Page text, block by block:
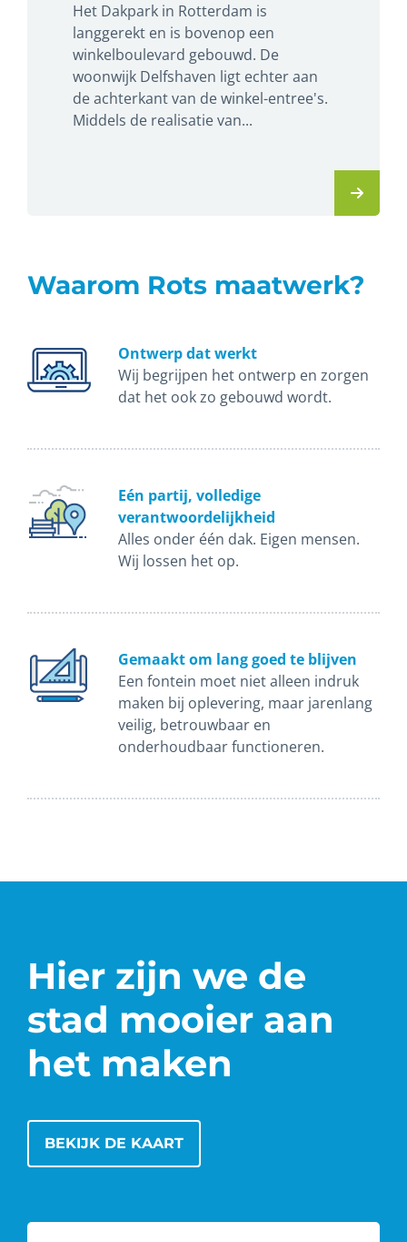
Het Dakpark in Rotterdam is
langgerekt en is bovenop een
winkelboulevard gebouwd. De
woonwijk Delfshaven ligt echter aan
de achterkant van de winkel-entree's.
Middels de realisatie van...
Waarom Rots maatwerk?
Ontwerp dat werkt
Wij begrijpen het ontwerp en zorgen
dat het ook zo gebouwd wordt.
Eén partij, volledige
verantwoordelijkheid
Alles onder één dak. Eigen mensen.
Wij lossen het op.
Gemaakt om lang goed te blijven
Een fontein moet niet alleen indruk
maken bij oplevering, maar jarenlang
veilig, betrouwbaar en
onderhoudbaar functioneren.
Hier zijn we de
stad mooier aan
het maken
BEKIJK DE KAART